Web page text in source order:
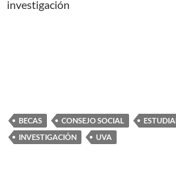
investigación
BECAS CONSEJO SOCIAL
INVESTIGACIÓN
UVA